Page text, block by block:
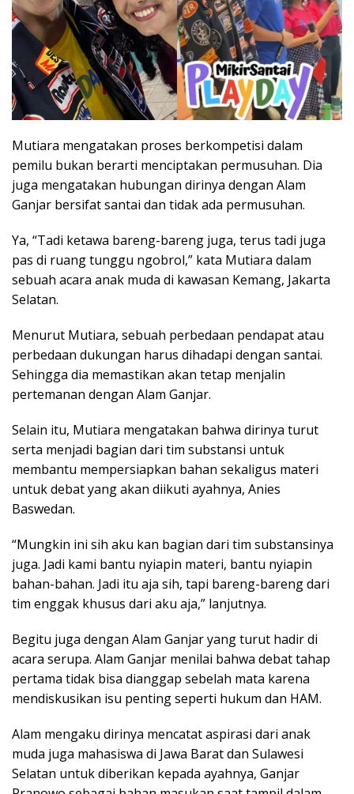
Mutiara mengatakan proses berkompetisi dalam
pemilu bukan berarti menciptakan permusuhan. Dia
juga mengatakan hubungan dirinya dengan Alam
Ganjar bersifat santai dan tidak ada permusuhan.
Ya, “Tadi ketawa bareng-bareng juga, terus tadi juga
pas di ruang tunggu ngobrol,” kata Mutiara dalam
sebuah acara anak muda di kawasan Kemang, Jakarta
Selatan.
Menurut Mutiara, sebuah perbedaan pendapat atau
perbedaan dukungan harus dihadapi dengan santai.
Sehingga dia memastikan akan tetap menjalin
pertemanan dengan Alam Ganjar.
Selain itu, Mutiara mengatakan bahwa dirinya turut
serta menjadi bagian dari tim substansi untuk
membantu mempersiapkan bahan sekaligus materi
untuk debat yang akan diikuti ayahnya, Anies
Baswedan.
“Mungkin ini sih aku kan bagian dari tim substansinya
juga. Jadi kami bantu nyiapin materi, bantu nyiapin
bahan-bahan. Jadi itu aja sih, tapi bareng-bareng dari
tim enggak khusus dari aku aja,” lanjutnya.
Begitu juga dengan Alam Ganjar yang turut hadir di
acara serupa. Alam Ganjar menilai bahwa debat tahap
pertama tidak bisa dianggap sebelah mata karena
mendiskusikan isu penting seperti hukum dan HAM.
Alam mengaku dirinya mencatat aspirasi dari anak
muda juga mahasiswa di Jawa Barat dan Sulawesi
Selatan untuk diberikan kepada ayahnya, Ganjar